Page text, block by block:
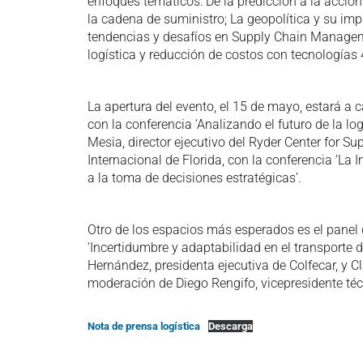
la cadena de suministro; La geopolítica y su
tendencias y desafíos en Supply Chain
logística y reducción de costos con tecnologías
La apertura del evento, el 15 de mayo, estará a
con la conferencia ‘Analizando el futuro de la
Mesia, director ejecutivo del Ryder Center for
Internacional de Florida, con la conferencia
a la toma de decisiones estratégicas’.
Otro de los espacios más esperados es el
‘Incertidumbre y adaptabilidad en el transporte
Hernández, presidenta ejecutiva de Colfecar, y
moderación de Diego Rengifo, vicepresidente
Nota de prensa logística Descarga